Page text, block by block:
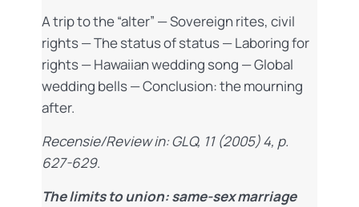
A trip to the “alter” — Sovereign rites, civil
rights — The status of status — Laboring for
rights — Hawaiian wedding song — Global
wedding bells — Conclusion: the mourning
after.
Recensie/Review in: GLQ, 11 (2005) 4, p.
627-629.
The limits to union: same-sex marriage